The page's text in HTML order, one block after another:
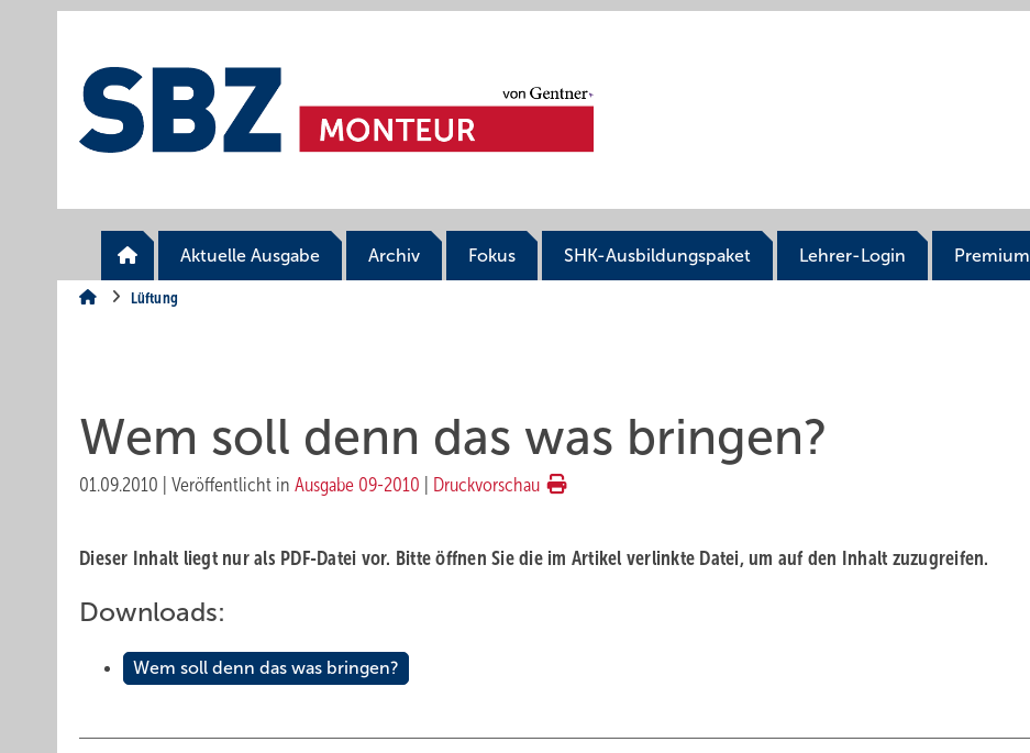
Aktuelle Ausgabe Archiv Fokus SHK-Ausbildungspaket Lehrer-Login Premium
Lüftung
Wem soll denn das was bringen?
01.09.2010 Veröffentlicht in Ausgabe 09-2010 Druckvorschau
Dieser Inhalt liegt nur als PDF-Datei vor. Bitte öffnen Sie die im Artikel verlinkte Datei, um auf den Inhalt zuzugreifen.
Downloads:
Wem soll denn das was bringen?